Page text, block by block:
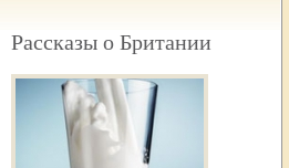
Рассказы о Британии